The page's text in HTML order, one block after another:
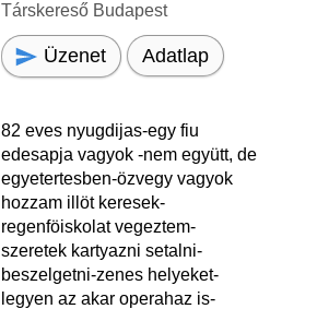
Társkereső Budapest
Üzenet Adatlap
82 eves nyugdijas-egy fiu
edesapja vagyok -nem együtt, de
egyetertesben-özvegy vagyok
hozzam illöt keresek-
regenföiskolat vegeztem-
szeretek kartyazni setalni-
beszelgetni-zenes helyeket-
legyen az akar operahaz is-